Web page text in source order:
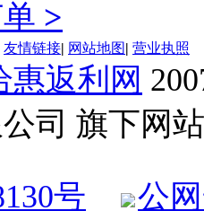
>
友情链接 网站地图 营业执照
惠返利网
司 旗下网
号 公